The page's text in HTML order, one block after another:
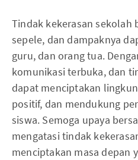
Tindak kekerasan sekolah
sepele, dan dampaknya
guru, dan orang tua.
komunikasi terbuka, dan
dapat menciptakan
positif, dan mendukung
siswa. Semoga upaya
mengatasi tindak
menciptakan masa depan